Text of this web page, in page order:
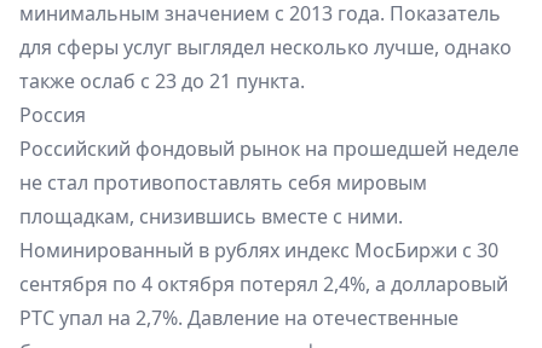
минимальным значением с 2013 года. Показатель
для сферы услуг выглядел несколько лучше, однако
также ослаб с 23 до 21 пункта.
Россия
Российский фондовый рынок на прошедшей неделе
не стал противопоставлять себя мировым
площадкам, снизившись вместе с ними.
Номинированный в рублях индекс МосБиржи с 30
сентября по 4 октября потерял 2,4%, а долларовый
РТС упал на 2,7%. Давление на отечественные